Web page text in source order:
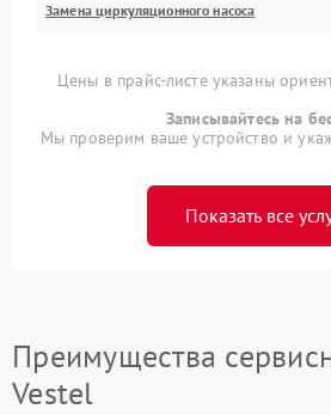
Замена циркуляционного насоса
Цены в прайс-листе указаны
Записывайтесь на
Мы проверим ваше устройство и
Показать все
Преимущества
Vestel